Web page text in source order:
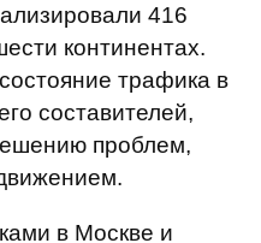
416
континентах.
трафика в
составителей,
проблем,
в Москве и